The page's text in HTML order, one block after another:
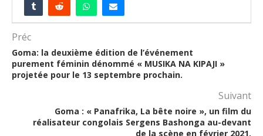
Préc
Goma: la deuxième édition de l’événement
purement féminin dénommé « MUSIKA NA KIPAJI »
projetée pour le 13 septembre prochain.
Suivant
Goma : « Panafrika, La bête noire », un film du
réalisateur congolais Sergens Bashonga au-devant
de la scène en février 2021.